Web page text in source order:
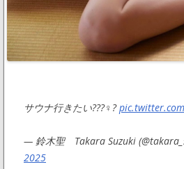
サウナ行きたい???♀?
— 鈴木聖 Takara Suzuki
2025